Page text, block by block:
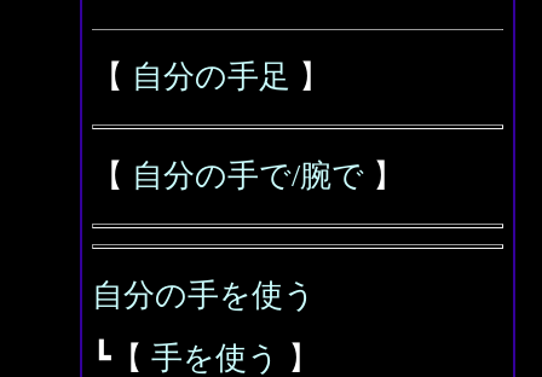
【 自分の手足 】
【 自分の手で/腕で 】
自分の手を使う
┗【 手を使う 】